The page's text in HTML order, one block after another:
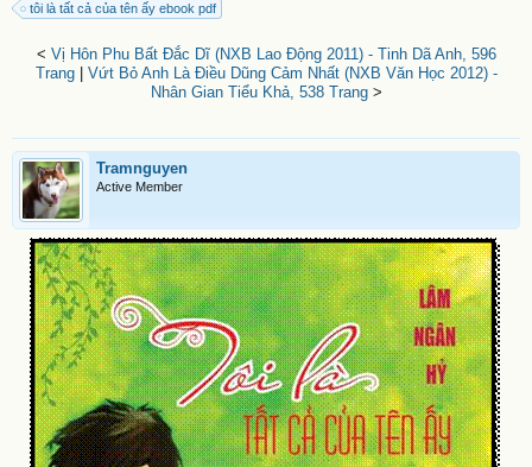
tôi là tất cả của tên ấy ebook pdf
< Vị Hôn Phu Bất Đắc Dĩ (NXB Lao Động 2011) - Tinh Dã Anh, 596
Trang| Vứt Bỏ Anh Là Điều Dũng Cảm Nhất (NXB Văn Học 2012) -
Nhân Gian Tiểu Khả, 538 Trang>
Tramnguyen
Active Member